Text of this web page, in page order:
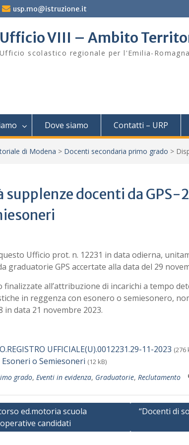
usp.mo@istruzione.it
Ufficio VIII – Ambito
Ufficio scolastico regionale per l'Emilia-Romagna
Dove siamo Contatti – URP
di Modena > Docenti secondaria primo grado >
docenti da GPS-
Ufficio prot. n. 12231 in data odierna,
graduatorie GPS accertate alla data del 29
all’attribuzione di incarichi a tempo
in reggenza con esonero o semiesonero,
in data 21 novembre 2023.
UFFICIALE(U).0012231.29-11-2023 (276
o Semiesoneri (12 kB)
grado, Eventi in evidenza, Graduatorie, Reclutamento
ed.motoria scuola
candidati
“Docenti di